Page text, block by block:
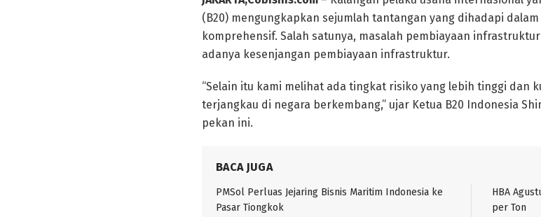
(B20) mengungkapkan sejumlah tantangan yang dihadapi
komprehensif. Salah satunya, masalah pembiayaan
adanya kesenjangan pembiayaan infrastruktur.
“Selain itu kami melihat ada tingkat risiko yang lebih tinggi dan
terjangkau di negara berkembang,” ujar Ketua B20 Indonesia
pekan ini.
BACA JUGA
PMSol Perluas Jejaring Bisnis Maritim Indonesia ke
Pasar Tiongkok
HBA
per Ton